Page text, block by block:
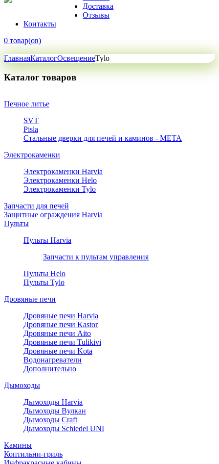
Доставка
Отзывы
Контакты
0 товар(ов)
ГлавнаяКаталогОсвещениеTylo
Каталог товаров
Печное литье
SVT
Pisla
Стальные дверки для печей и каминов - META
Электрокаменки
Электрокаменки Harvia
Электрокаменки Helo
Электрокаменки Tylo
Запчасти для печей
Защитные ограждения Harvia
Пульты
Пульты Harvia
Запчасти к пультам управления
Пульты Helo
Пульты Tylo
Дровяные печи
Дровяные печи Harvia
Дровяные печи Kastor
Дровяные печи Aito
Дровяные печи Tulikivi
Дровяные печи Kota
Водонагреватели
Дополнительно
Дымоходы
Дымоходы Harvia
Дымоходы Вулкан
Дымоходы Craft
Дымоходы Schiedel UNI
Камины
Коптильни-гриль